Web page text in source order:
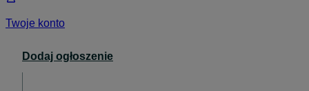
Twoje konto
Dodaj ogłoszenie